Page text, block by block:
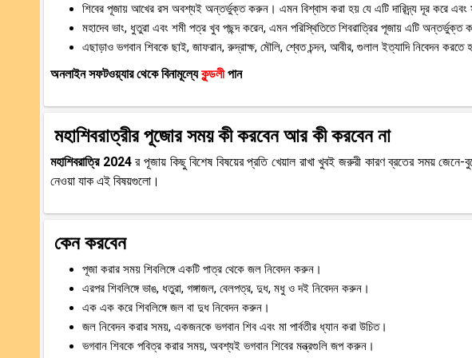
শিবের পূজায় আখের রস অবশ্যই অন্তর্ভুক্ত করুন। এমন বিশ্বাস করা হয় যে এটি দারিদ্র্য দূর করে এবং
মহাদেব ভাং, ধুতুরা এবং শমী পত্র খুব পছন্দ করেন, এমন পরিস্থিতিতে শিবরাত্রির পূজায় এটি অন্তর্ভুক্ত
এছাড়াও ভগবান শিবকে ছাই, জাফরান, রুদ্রাক্ষ, মৌলি, শ্বেত চন্দন, আবীর, গুলাল ইত্যাদি নিবেদন করতে
অনলাইন সফটওয়্যার থেকে বিনামূল্যেকুন্ডলী​​পান
মহাশিবরাত্রীর পূজোর সময় কী করবেন আর কী করবেন না
মহাশিবরাত্রি 2024র পূজায় কিছু বিশেষ বিষয়ের প্রতি খেয়াল রাখা খুবই জরুরী কারণ ব্রতের সময়
নেওয়া যাক এই বিষয়গুলো।
কেন করবেন
পূজা করার সময় শিবলিঙ্গে একটি পাত্র থেকে জল নিবেদন করুন।
এরপর শিবলিঙ্গে ভাঙ, ধতুরা, গঙ্গাজল, বেলপত্র, দুধ, মধু ও দই নিবেদন করুন।
এক এক করে শিবলিঙ্গে জল বা দুধ নিবেদন করুন।
জল নিবেদন করার সময়, একজনকে ভগবান শিব এবং মা পার্বতীর ধ্যান করা উচিত।
ভগবান শিবকে পবিত্র করার সময়, অবশ্যই ভগবান শিবের মন্ত্রগুলি জপ করুন।